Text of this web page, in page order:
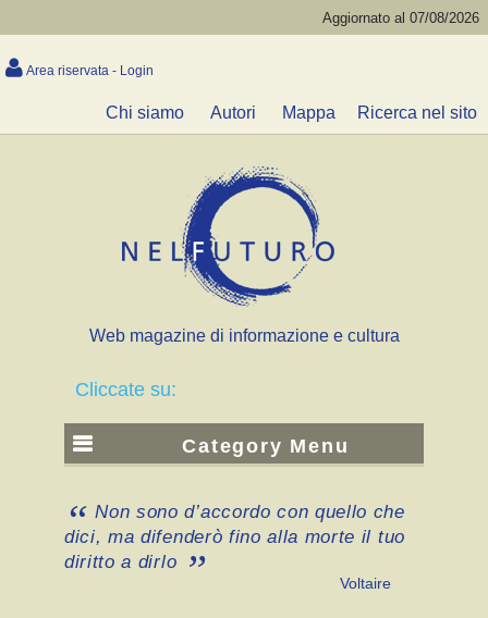
Aggiornato al 07/08/2026
Area riservata - Login
Chi siamo Autori Mappa Ricerca nel sito
Web magazine di informazione e cultura
Cliccate su:
Category Menu
Non sono d’accordo con quello che
dici, ma difenderò fino alla morte il tuo
diritto a dirlo
Voltaire